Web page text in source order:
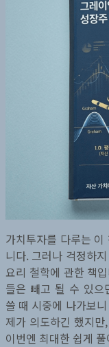
가치투자를 다루는
니다. 그러나 걱정하
요리 철학에 관한 책
들은 빼고 될 수 있으
쓸 때 시중에 나가보
제가 의도하긴 했지
이번엔 최대한 쉽게